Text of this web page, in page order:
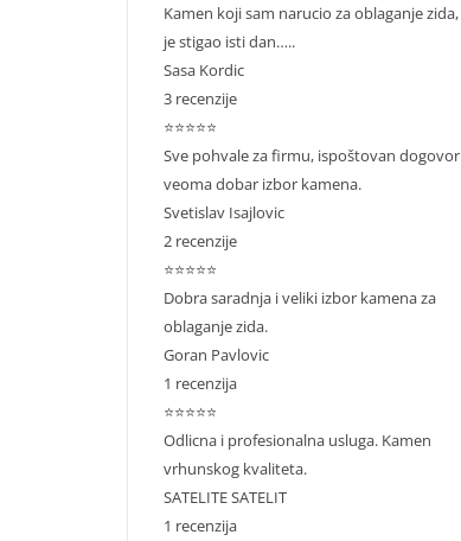
Kamen koji sam narucio za oblaganje zida,
je stigao isti dan…..
Sasa Kordic
3 recenzije
⭐⭐⭐⭐⭐
Sve pohvale za firmu, ispoštovan dogovor
veoma dobar izbor kamena.
Svetislav Isajlovic
2 recenzije
⭐⭐⭐⭐⭐
Dobra saradnja i veliki izbor kamena za
oblaganje zida.
Goran Pavlovic
1 recenzija
⭐⭐⭐⭐⭐
Odlicna i profesionalna usluga. Kamen
vrhunskog kvaliteta.
SATELITE SATELIT
1 recenzija